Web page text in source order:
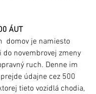
ÁUT
domov je namiesto
do novembrovej zmeny
ruch. Denne im
údajne cez 500
tieto vozidlá chodia,